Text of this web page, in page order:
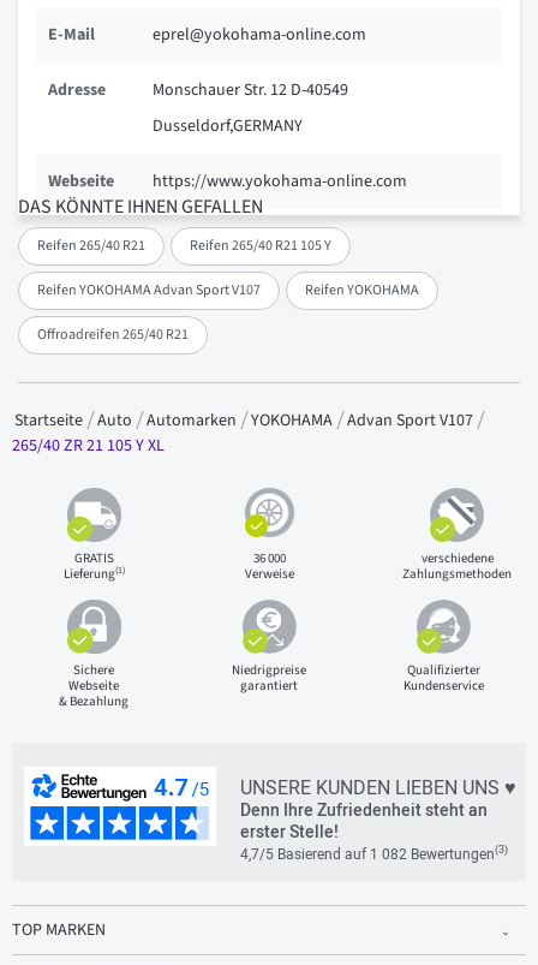
DAS KÖNNTE IHNEN GEFALLEN
Reifen 265/40 R21 Reifen 265/40 R21 105 Y
Reifen YOKOHAMA Advan Sport V107 Reifen YOKOHAMA
Offroadreifen 265/40 R21
E-Mail eprel@yokohama-online.com
Adresse
Monschauer Str. 12 D-40549
Dusseldorf,GERMANY
Webseite https://www.yokohama-online.com
Startseite Auto Automarken YOKOHAMA Advan Sport V107
265/40 ZR 21 105 Y XL
GRATIS
Lieferung(1)
36 000
Verweise
verschiedene
Zahlungsmethoden
Sichere
Webseite
& Bezahlung
Niedrigpreise
garantiert
Qualifizierter
Kundenservice
UNSERE KUNDEN LIEBEN UNS ♥
Denn Ihre Zufriedenheit steht an
erster Stelle!
4,7/5 Basierend auf 1 082 Bewertungen(3)
TOP MARKEN